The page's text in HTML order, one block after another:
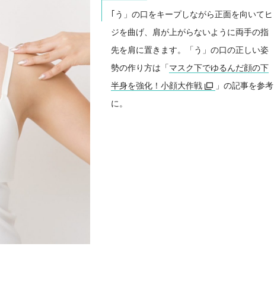
｢う」の口をキープしながら正面を向いてヒ
ジを曲げ、肩が上がらないように両手の指
先を肩に置きます。「う」の口の正しい姿
勢の作り方は「マスク下でゆるんだ顔の下
半身を強化！小顔大作戦
」の記事を参考
に。